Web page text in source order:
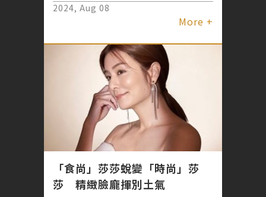
材驚艷全場！此次還邀請到君綺品牌首位
男性皮秒代言人-徐愷現身力挺，讓陳美
秘訣，就是使用第四代海芙音波-媚必提
再加上鳳凰電波療程，將美麗一直Keep
2024, Aug 08
More +
「食尚」莎莎蛻變「時尚」莎
莎 精緻臉龐揮別土氣